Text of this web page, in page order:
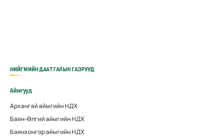
НИЙГМИЙН ДААТГАЛЫН ГАЗРУУД
Аймгууд
Архангай аймгийн НДХ
Баян-Өлгий аймгийн НДХ
Баянхонгор аймгийн НДХ